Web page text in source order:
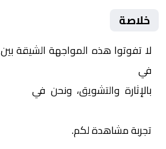
خلاصة
لا تفوتوا هذه المواجهة الشيقة بين
في
بالإثارة والتشويق، ونحن في
تجربة مشاهدة لكم.